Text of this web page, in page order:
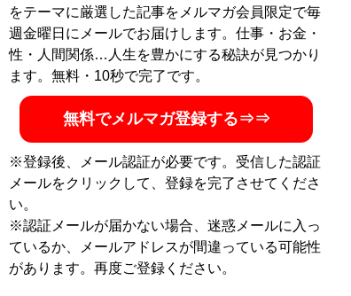
をテーマに厳選した記事をメルマガ会員限定で毎
週金曜日にメールでお届けします。仕事・お金・
性・人間関係…人生を豊かにする秘訣が見つかり
ます。無料・10秒で完了です。
無料でメルマガ登録する⇒⇒
※登録後、メール認証が必要です。受信した認証
メールをクリックして、登録を完了させてくださ
い。
※認証メールが届かない場合、迷惑メールに入っ
ているか、メールアドレスが間違っている可能性
があります。再度ご登録ください。